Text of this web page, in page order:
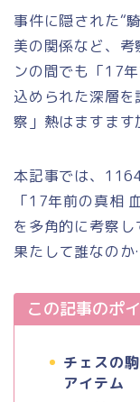
事件に隠された“
美の関係など、
ンの間でも「17
込められた深層
察」熱はますます
本記事では、
「17年前の真相
を多角的に考察
果たして誰なの
この記事のポ
チェスの
アイテム